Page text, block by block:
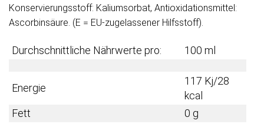
Konservierungsstoff: Kaliumsorbat, Antioxidationsmittel:
Ascorbinsäure. (E = EU-zugelassener Hilfsstoff).
Durchschnittliche Nährwerte pro: 100 ml
Energie
117 Kj/28
kcal
Fett
0 g